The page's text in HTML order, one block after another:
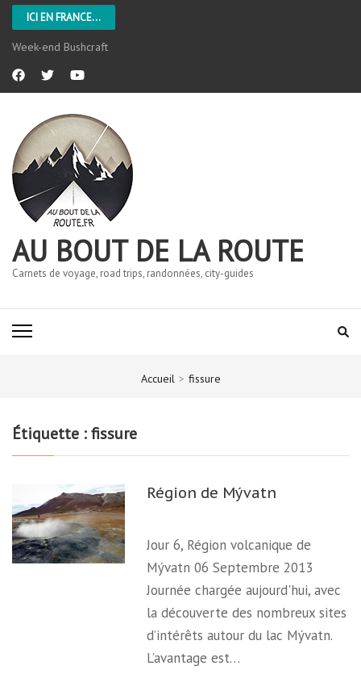
ICI EN FRANCE...
Week-end Bushcraft
AU BOUT DE LA ROUTE
Carnets de voyage, road trips, randonnées, city-guides
Accueil > fissure
Étiquette :fissure
Région de Mývatn
Jour 6, Région volcanique de
Mývatn 06 Septembre 2013
Journée chargée aujourd'hui, avec
la découverte des nombreux sites
d’intérêts autour du lac Mývatn.
L’avantage est…